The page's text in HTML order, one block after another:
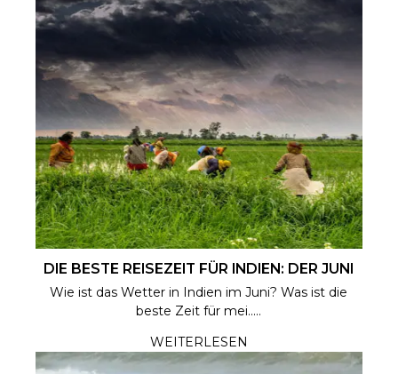
DIE BESTE REISEZEIT FÜR INDIEN: DER JUNI
Wie ist das Wetter in Indien im Juni? Was ist die
beste Zeit für mei.....
WEITERLESEN